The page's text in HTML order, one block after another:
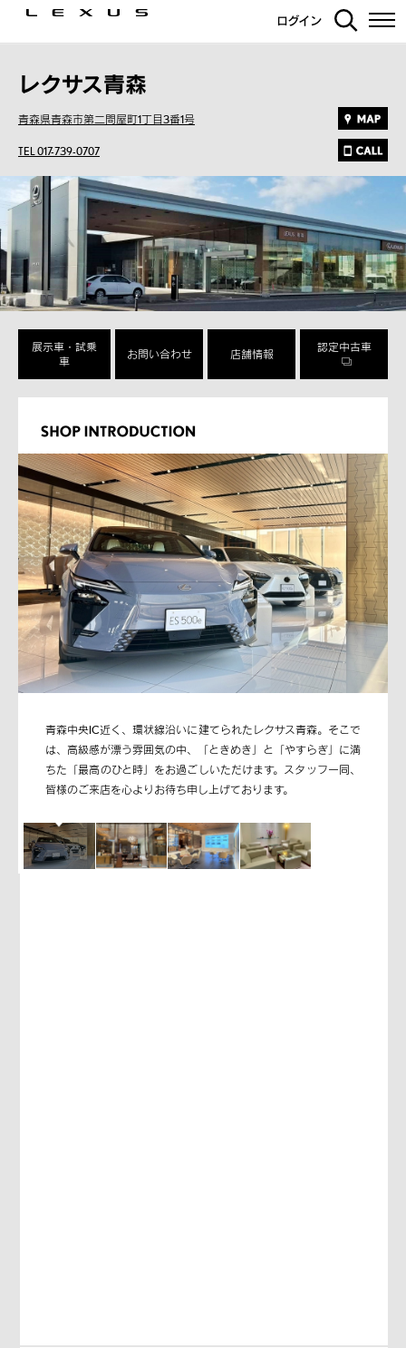
ログイン
レクサス青森
青森県青森市第二問屋町1丁目3番1号
TEL 017-739-0707
展示車・試乗
車
お問い合わせ 店舗情報
認定中古車
青森中央IC近く、環状線沿いに建てられたレクサス青森。そこで
は、高級感が漂う雰囲気の中、「ときめき」と「やすらぎ」に満
ちた「最高のひと時」をお過ごしいただけます。スタッフ一同、
皆様のご来店を心よりお待ち申し上げております。